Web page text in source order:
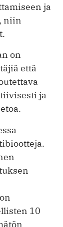
ja
niin
on
että
ja
10